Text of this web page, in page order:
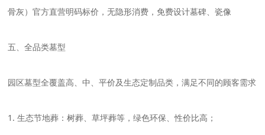
骨灰）官方直营明码标价，无隐形消费，免费设计墓碑、瓷像
五、全品类墓型
园区墓型全覆盖高、中、平价及生态定制品类，满足不同的顾客需求
1. 生态节地葬：树葬、草坪葬等，绿色环保、性价比高；